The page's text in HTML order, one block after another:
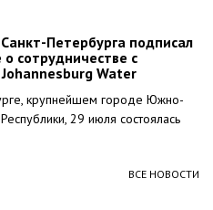
Петербурга подписал
о сотрудничестве с
Water
крупнейшем городе Южно-
29 июля состоялась
ВСЕ НОВОСТИ